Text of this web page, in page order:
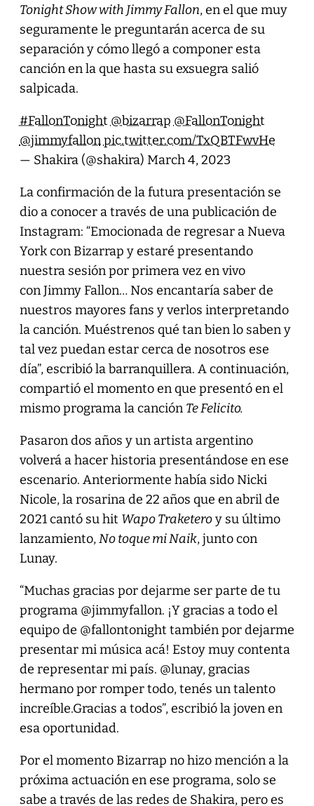
Tonight Show with Jimmy Fallon, en el que muy
seguramente le preguntarán acerca de su
separación y cómo llegó a componer esta
canción en la que hasta su exsuegra salió
salpicada.
#FallonTonight @bizarrap @FallonTonight
@jimmyfallon pic.twitter.com/TxQBTFwvHe
— Shakira (@shakira) March 4, 2023
La confirmación de la futura presentación se
dio a conocer a través de una publicación de
Instagram: “Emocionada de regresar a Nueva
York con Bizarrap y estaré presentando
nuestra sesión por primera vez en vivo
con Jimmy Fallon… Nos encantaría saber de
nuestros mayores fans y verlos interpretando
la canción. Muéstrenos qué tan bien lo saben y
tal vez puedan estar cerca de nosotros ese
día”, escribió la barranquillera. A continuación,
compartió el momento en que presentó en el
mismo programa la canción Te Felicito.
Pasaron dos años y un artista argentino
volverá a hacer historia presentándose en ese
escenario. Anteriormente había sido Nicki
Nicole, la rosarina de 22 años que en abril de
2021 cantó su hit Wapo Traketeroy su último
lanzamiento,No toque mi Naik, junto con
Lunay.
“Muchas gracias por dejarme ser parte de tu
programa @jimmyfallon. ¡Y gracias a todo el
equipo de @fallontonight también por dejarme
presentar mi música acá! Estoy muy contenta
de representar mi país. @lunay, gracias
hermano por romper todo, tenés un talento
increíble.Gracias a todos”, escribió la joven en
esa oportunidad.
Por el momento Bizarrap no hizo mención a la
próxima actuación en ese programa, solo se
sabe a través de las redes de Shakira, pero es